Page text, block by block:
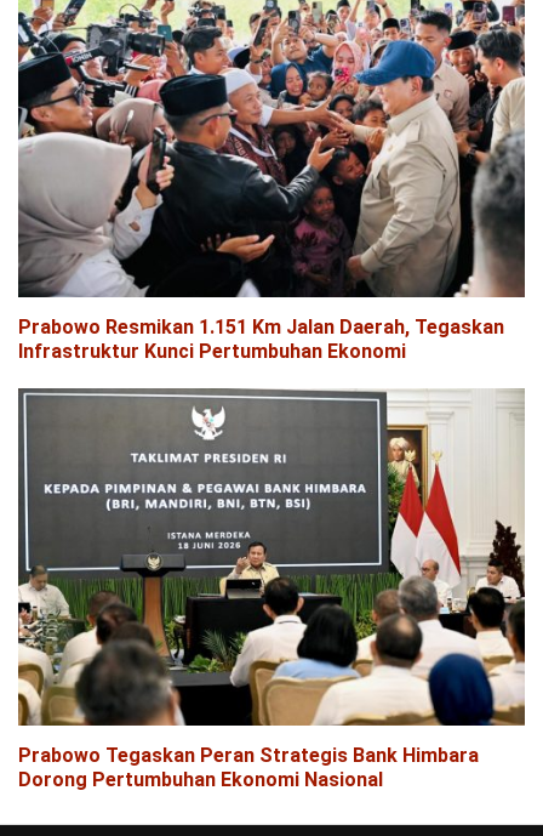
Prabowo Resmikan 1.151 Km Jalan Daerah, Tegaskan
Infrastruktur Kunci Pertumbuhan Ekonomi
Prabowo Tegaskan Peran Strategis Bank Himbara
Dorong Pertumbuhan Ekonomi Nasional